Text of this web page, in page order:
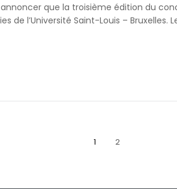
que la troisième édition du
de l’Université Saint-Louis –
1 2